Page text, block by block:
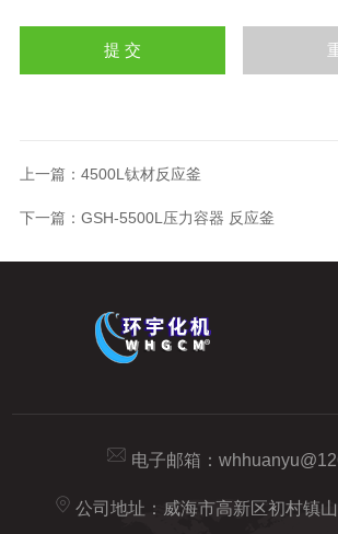
上一篇： 4500L钛材反应釜
下一篇： GSH-5500L压力容器 反应釜
电子邮箱：
公司地址：威海市高新区初村镇